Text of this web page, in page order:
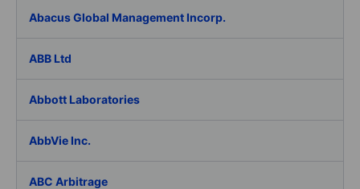
Abacus Global Management Incorp.
ABB Ltd
Abbott Laboratories
AbbVie Inc.
ABC Arbitrage